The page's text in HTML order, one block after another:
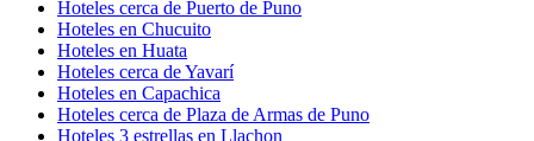
Hoteles cerca de Puerto de Puno
Hoteles en Chucuito
Hoteles en Huata
Hoteles cerca de Yavarí
Hoteles en Capachica
Hoteles cerca de Plaza de Armas de Puno
Hoteles 3 estrellas en Llachon